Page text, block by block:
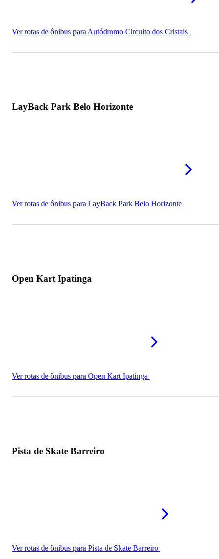
Ver rotas de ônibus para Autódromo Circuito dos Cristais
LayBack Park Belo Horizonte
Ver rotas de ônibus para LayBack Park Belo Horizonte
Open Kart Ipatinga
Ver rotas de ônibus para Open Kart Ipatinga
Pista de Skate Barreiro
Ver rotas de ônibus para Pista de Skate Barreiro